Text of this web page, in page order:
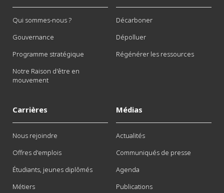
Qui sommes-nous ?
Gouvernance
Programme stratégique
Notre Raison d'être en
mouvement
Décarboner
Dépolluer
Régénérer les ressources
Carrières
Nous rejoindre
Offres d'emplois
Étudiants, jeunes diplômés
Métiers
Médias
Actualités
Communiqués de presse
Agenda
Publications